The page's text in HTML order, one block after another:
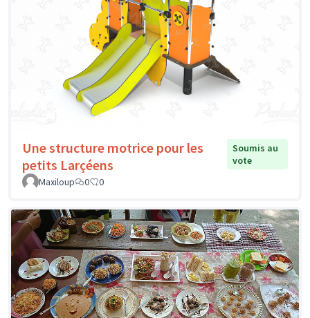
Une structure motrice pour les
petits Larçéens
Soumis au
vote
Maxiloup
0 0